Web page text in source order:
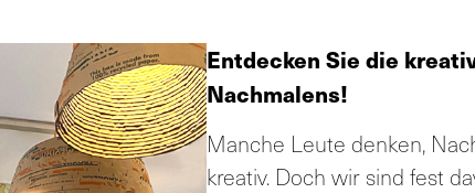
Entdecken Sie die
Nachmalens!
Manche Leute denken,
kreativ. Doch wir sind fest